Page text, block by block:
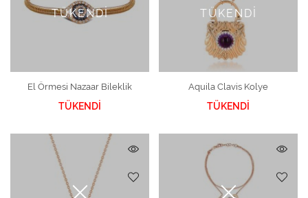
TÜKENDİ
El Örmesi Nazaar Bileklik
TÜKENDİ
TÜKENDİ
Aquila Clavis Kolye
TÜKENDİ